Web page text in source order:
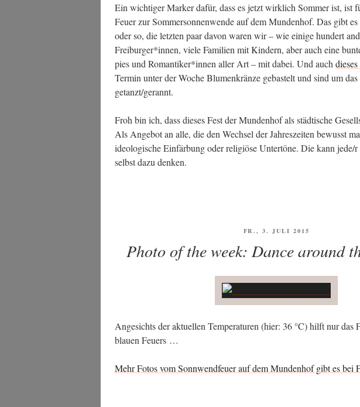
Ein wich­ti­ger Mar­ker dafür, dass es jetzt wirk­lich Som­mer ist, ist
Feu­er zur Som­mer­son­nen­wen­de auf dem Mun­den­hof. Das gibt
oder so, die letz­ten paar davon waren wir – wie eini­ge hun­dert
Freiburger*innen, vie­le Fami­li­en mit Kin­dern, aber auch eine
pies und Romantiker*innen aller Art – mit dabei. Und auch
Ter­min unter der Woche Blu­men­krän­ze gebas­telt und sind um
getanzt/gerannt.
Froh bin ich, dass die­ses Fest der Mun­den­hof als städ­ti­sche
Als Ange­bot an alle, die den Wech­sel der Jah­res­zei­ten bewusst
ideo­lo­gi­sche Ein­fär­bung oder reli­giö­se Unter­tö­ne. Die kann jede/
selbst dazu denken.
VERÖFFENTLICHT
FR., 3. JULI 2015
Photo of the week: Dance around
Ange­sichts der aktu­el­len Tem­pe­ra­tu­ren (hier: 36 °C) hilft nur das
blau­en Feuers …
Mehr Fotos vom Sonn­wend­feu­er auf dem Mun­den­hof gibt es bei